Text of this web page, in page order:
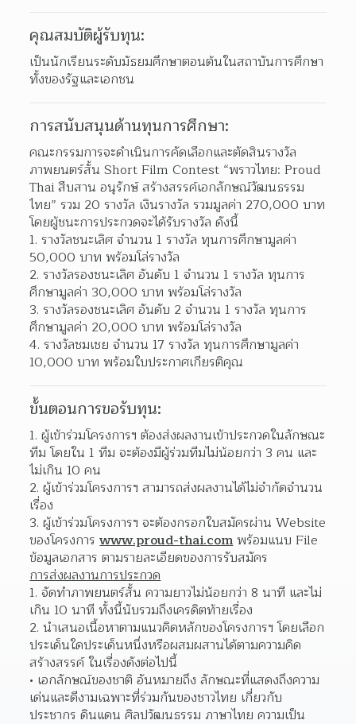
คุณสมบัติผู้รับทุน:
เป็นนักเรียนระดับมัธยมศึกษาตอนต้นในสถาบันการศึกษา
ทั้งของรัฐและเอกชน
การสนับสนุนด้านทุนการศึกษา:
คณะกรรมการจะดำเนินการคัดเลือกและตัดสินรางวัล
ภาพยนตร์สั้น Short Film Contest “พราวไทย: Proud
Thai สืบสาน อนุรักษ์ สร้างสรรค์เอกลักษณ์วัฒนธรรม
ไทย” รวม 20 รางวัล เงินรางวัล รวมมูลค่า 270,000 บาท
โดยผู้ชนะการประกวดจะได้รับรางวัล ดังนี้
รางวัลชนะเลิศ จำนวน 1 รางวัล ทุนการศึกษามูลค่า
50,000 บาท พร้อมโล่รางวัล
รางวัลรองชนะเลิศ อันดับ 1 จำนวน 1 รางวัล ทุนการ
ศึกษามูลค่า 30,000 บาท พร้อมโล่รางวัล
รางวัลรองชนะเลิศ อันดับ 2 จำนวน 1 รางวัล ทุนการ
ศึกษามูลค่า 20,000 บาท พร้อมโล่รางวัล
รางวัลชมเชย จำนวน 17 รางวัล ทุนการศึกษามูลค่า
10,000 บาท พร้อมใบประกาศเกียรติคุณ
ขั้นตอนการขอรับทุน:
ผู้เข้าร่วมโครงการฯ ต้องส่งผลงานเข้าประกวดในลักษณะ
ทีม โดยใน 1 ทีม จะต้องมีผู้ร่วมทีมไม่น้อยกว่า 3 คน และ
ไม่เกิน 10 คน
ผู้เข้าร่วมโครงการฯ สามารถส่งผลงานได้ไม่จำกัดจำนวน
เรื่อง
ผู้เข้าร่วมโครงการฯ จะต้องกรอกใบสมัครผ่าน Website
ของโครงการ www.proud-thai.com พร้อมแนบ File
ข้อมูลเอกสาร ตามรายละเอียดของการรับสมัคร
การส่งผลงานการประกวด
จัดทำภาพยนตร์สั้น ความยาวไม่น้อยกว่า 8 นาที และไม่
เกิน 10 นาที ทั้งนี้นับรวมถึงเครดิตท้ายเรื่อง
นำเสนอเนื้อหาตามแนวคิดหลักของโครงการฯ โดยเลือก
ประเด็นใดประเด็นหนึ่งหรือผสมผสานได้ตามความคิด
สร้างสรรค์ ในเรื่องดังต่อไปนี้
เอกลักษณ์ของชาติ อันหมายถึง ลักษณะที่แสดงถึงความ
เด่นและดีงามเฉพาะที่ร่วมกันของชาวไทย เกี่ยวกับ
ประชากร ดินแดน ศิลปวัฒนธรรม ภาษาไทย ความเป็น